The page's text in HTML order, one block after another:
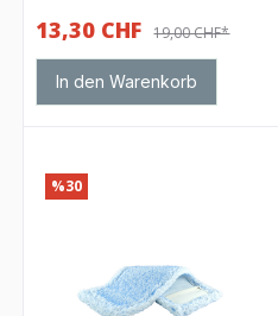
13,30 CHF 19,00 CHF*
In den Warenkorb
%30